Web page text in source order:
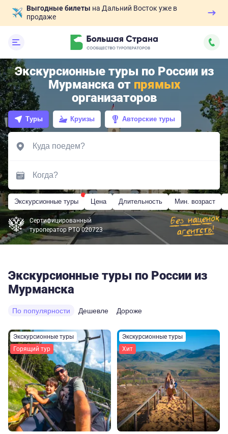
Выгодные билеты на Дальний Восток уже в
продаже
Экскурсионные туры по России из
Мурманска от прямых
организаторов
Туры Круизы Авторские туры
Экскурсионные туры Цена Длительность Мин. возраст
Сертифицированный
туроператор РТО 020723
Экскурсионные туры по России из
Мурманска
По популярности Дешевле Дороже
Экскурсионные туры
Горящий тур
Экскурсионные туры
Хит